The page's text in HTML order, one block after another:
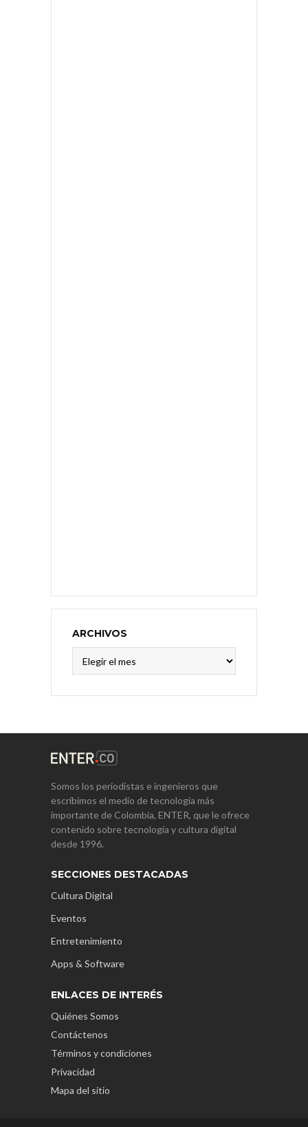
ARCHIVOS
Somos los periodistas e ingenieros que
escribimos el medio de tecnología más
importante de Colombia, ENTER, que le ofrece
contenido sobre tecnología y cultura digital
desde 1996.
SECCIONES DESTACADAS
Cultura Digital
Eventos
Entretenimiento
Apps & Software
ENLACES DE INTERÉS
Quiénes Somos
Contáctenos
Términos y condiciones
Privacidad
Mapa del sitio